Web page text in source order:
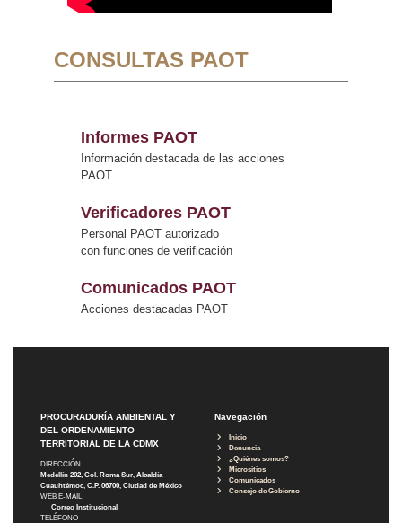
CONSULTAS PAOT
Informes PAOT
Información destacada de las acciones
PAOT
Verificadores PAOT
Personal PAOT autorizado
con funciones de verificación
Comunicados PAOT
Acciones destacadas PAOT
PROCURADURÍA AMBIENTAL Y
DEL ORDENAMIENTO
TERRITORIAL DE LA CDMX
DIRECCIÓN
Medellín 202, Col. Roma Sur, Alcaldía
Cuauhtémoc, C.P. 06700, Ciudad de México
WEB E-MAIL
Correo Institucional
TELÉFONO
Navegación
Inicio
Denuncia
¿Quiénes somos?
Micrositios
Comunicados
Consejo de Gobierno